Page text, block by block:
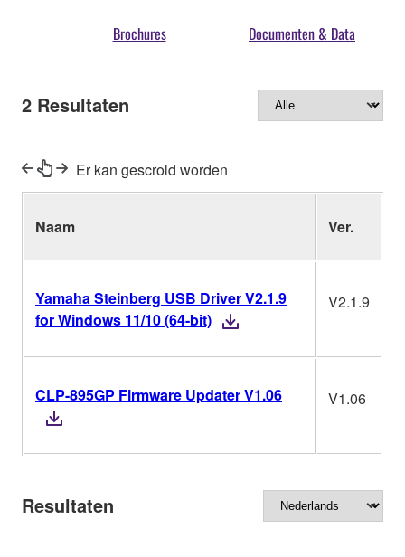
Brochures Documenten & Data
2 Resultaten
Er kan gescrold worden
Naam Ver.
Yamaha Steinberg USB Driver V2.1.9
for Windows 11/10 (64-bit)
V2.1.9
CLP-895GP Firmware Updater V1.06 V1.06
Resultaten